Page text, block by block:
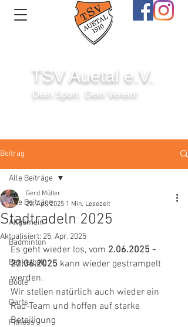
TSV Auetal e.V.
Dein Sport. Dein Verein!
Beitrag
Alle Beiträge
Allgemein
Badminton
Basketball
Boule
Darts
Fitness
Alle Beiträge
Stadtradeln 2025
Gerd Müller
23. Apr. 2025 1 Min. Lesezeit
Aktualisiert: 25. Apr. 2025
Es geht wieder los, vom 2.06.2025 -
22.06.2025 kann wieder gestrampelt
werden.
Wir stellen natürlich auch wieder ein
Rad-Team und hoffen auf starke
Beteiligung